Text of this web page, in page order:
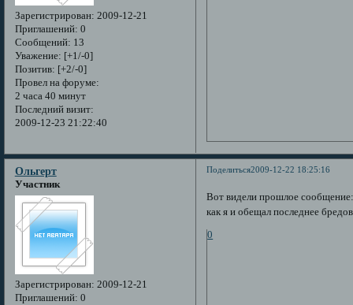
Зарегистрирован: 2009-12-21
Приглашений: 0
Сообщений: 13
Уважение: [+1/-0]
Позитив: [+2/-0]
Провел на форуме:
2 часа 40 минут
Последний визит:
2009-12-23 21:22:40
Поделиться2009-12-22 18:25:16
Ольгерт
Участник
Зарегистрирован: 2009-12-21
Приглашений: 0
Вот видели прошлое
как я и обещал последнее
0